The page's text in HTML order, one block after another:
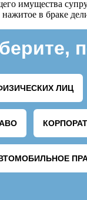
имущества
в браке